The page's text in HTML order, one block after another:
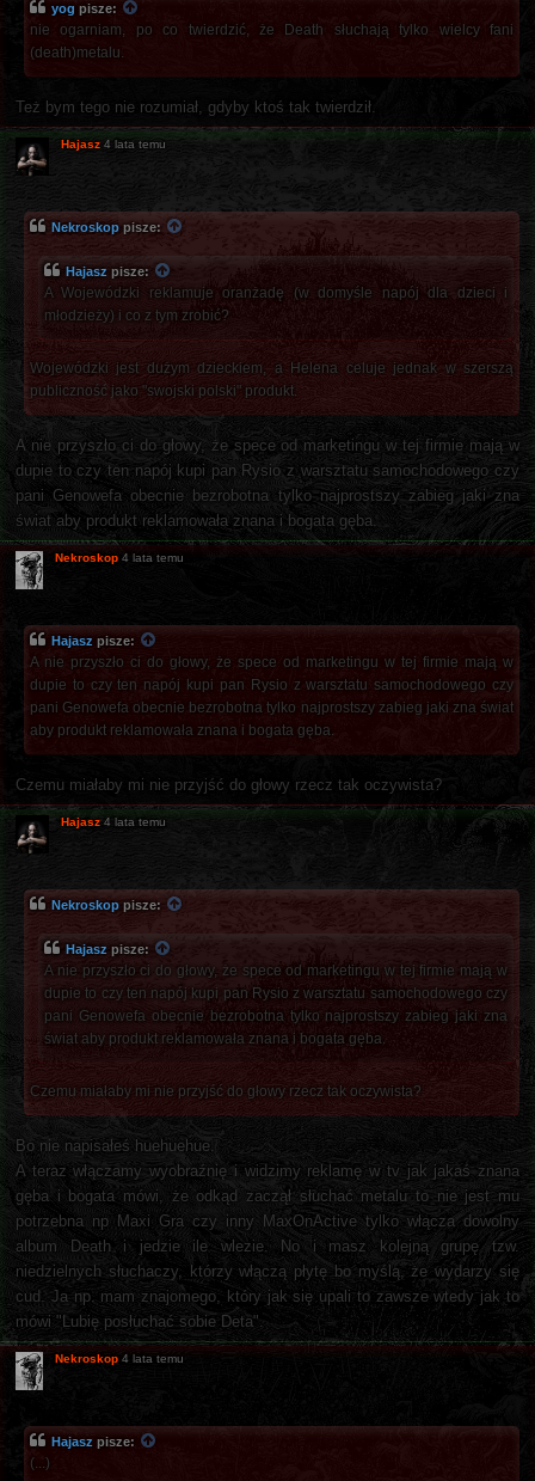
yog pisze:
nie ogarniam, po co twierdzić, że Death słuchają tylko wielcy fani
(death)metalu.
Też bym tego nie rozumiał, gdyby ktoś tak twierdził.
Hajasz 4 lata temu
Nekroskoppisze:
Hajasz pisze:
A Wojewódzki reklamuje oranżadę (w domyśle napój dla dzieci i
młodzieży) i co z tym zrobić?
Wojewódzki jest dużym dzieckiem, a Helena celuje jednak w szerszą
publiczność jako "swojski polski" produkt.
A nie przyszło ci do głowy, że spece od marketingu w tej firmie mają w
dupie to czy ten napój kupi pan Rysio z warsztatu samochodowego czy
pani Genowefa obecnie bezrobotna tylko najprostszy zabieg jaki zna
świat aby produkt reklamowała znana i bogata gęba.
Nekroskop 4 lata temu
Hajasz pisze:
A nie przyszło ci do głowy, że spece od marketingu w tej firmie mają w
dupie to czy ten napój kupi pan Rysio z warsztatu samochodowego czy
pani Genowefa obecnie bezrobotna tylko najprostszy zabieg jaki zna świat
aby produkt reklamowała znana i bogata gęba.
Czemu miałaby mi nie przyjść do głowy rzecz tak oczywista?
Hajasz 4 lata temu
Nekroskop pisze:
Hajasz pisze:
A nie przyszło ci do głowy, że spece od marketingu w tej firmie mają w
dupie to czy ten napój kupi pan Rysio z warsztatu samochodowego czy
pani Genowefa obecnie bezrobotna tylko najprostszy zabieg jaki zna
świat aby produkt reklamowała znana i bogata gęba.
Czemu miałaby mi nie przyjść do głowy rzecz tak oczywista?
Bo nie napisałeś huehuehue.
A teraz włączamy wyobraźnię i widzimy reklamę w tv jak jakaś znana
gęba i bogata mówi, że odkąd zaczął słuchać metalu to nie jest mu
potrzebna np Maxi Gra czy inny MaxOnActive tylko włącza dowolny
album Death i jedzie ile wlezie. No i masz kolejną grupę tzw.
niedzielnych słuchaczy, którzy włączą płytę bo myślą, że wydarzy się
cud. Ja np. mam znajomego, który jak się upali to zawsze wtedy jak to
mówi "Lubię posłuchać sobie Deta".
Nekroskop 4 lata temu
Hajasz pisze:
(...)